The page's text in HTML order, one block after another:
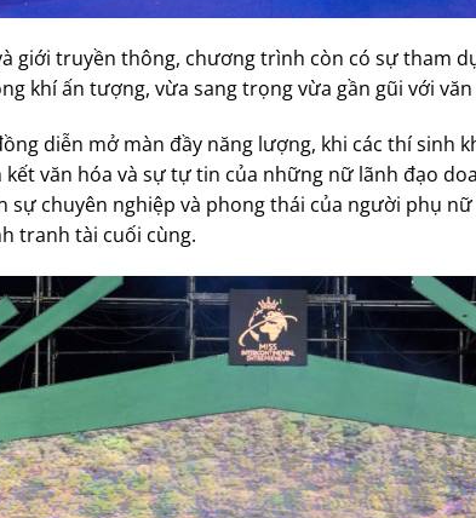
giới truyền thông, chương trình còn có sự tham
khí ấn tượng, vừa sang trọng vừa gần gũi với
diễn mở màn đầy năng lượng, khi các thí sinh
văn hóa và sự tự tin của những nữ lãnh đạo
sự chuyên nghiệp và phong thái của người phụ
tranh tài cuối cùng.